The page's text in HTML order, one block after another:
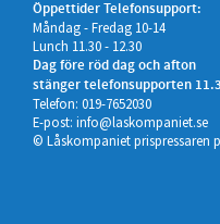
Öppettider Telefonsupport:
Måndag - Fredag 10-14
Lunch 11.30 - 12.30
Dag före röd dag och afton
stänger telefonsupporten
Telefon: 019-7652030
E-post: info@laskompaniet.se
© Låskompaniet prispressaren